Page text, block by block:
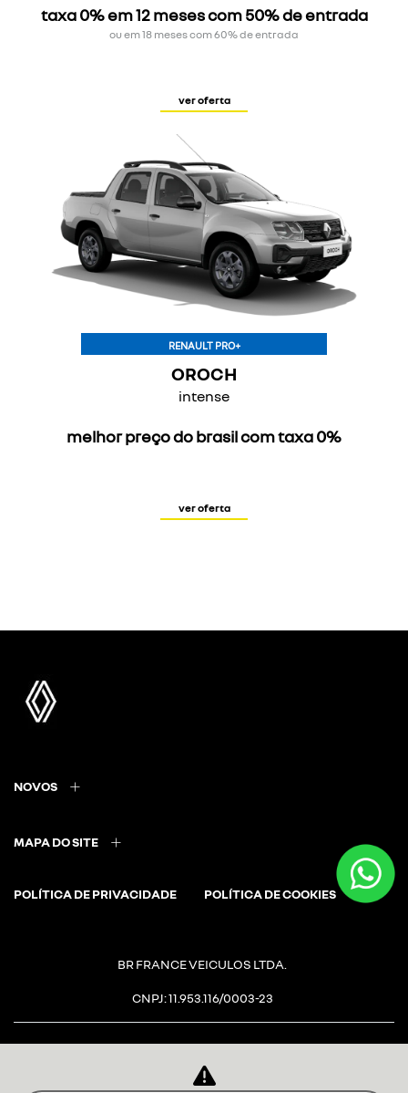
taxa 0% em 12 meses com 50% de entrada
ou em 18 meses com 60% de entrada
ver oferta
OROCH
intense
melhor preço do brasil com taxa 0%
RENAULT PRO+
ver oferta
NOVOS
MAPA DO SITE
POLÍTICA DE PRIVACIDADE POLÍTICA DE COOKIES
BR FRANCE VEICULOS LTDA.
CNPJ: 11.953.116/0003-23